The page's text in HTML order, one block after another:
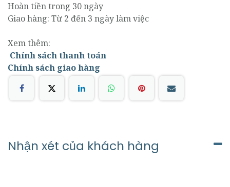
Hoàn tiền trong 30 ngày
Giao hàng: Từ 2 đến 3 ngày làm việc
Xem thêm:
Chính sách thanh toán
Chính sách giao hàng
Nhận xét của khách hàng